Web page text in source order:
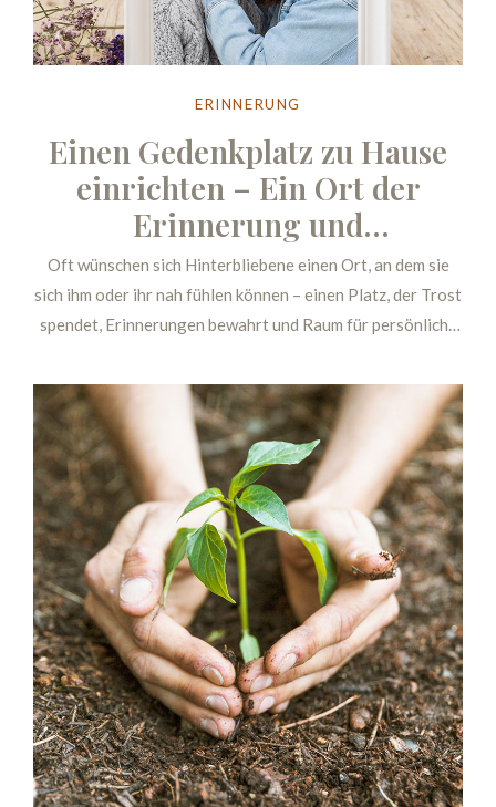
ERINNERUNG
Einen Gedenkplatz zu Hause
einrichten – Ein Ort der
Erinnerung und
Verbundenheit
Oft wünschen sich Hinterbliebene einen Ort, an dem sie
sich ihm oder ihr nah fühlen können – einen Platz, der Trost
spendet, Erinnerungen bewahrt und Raum für persönliche